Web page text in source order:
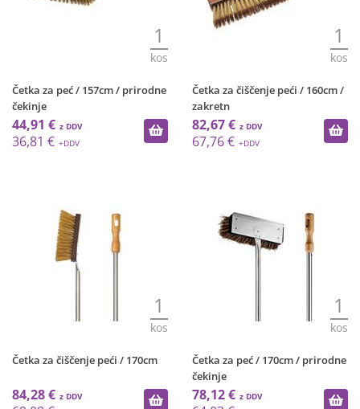
1
kos
Četka za peć / 157cm / prirodne
čekinje
44,91 €
36,81 €
1
kos
Četka za čiščenje peći / 160cm /
zakretn
82,67 €
67,76 €
1
kos
Četka za čiščenje peći / 170cm
84,28 €
1
kos
Četka za peć / 170cm / prirodne
čekinje
78,12 €